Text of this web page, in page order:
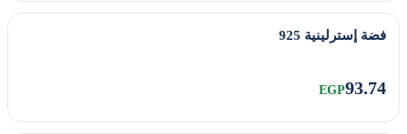
فضة إسترلينية 925
93.74
EGP